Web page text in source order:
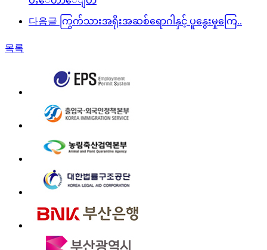
다음글 ကြွက်သားအရိုးအဆစ်ရောဂါနှင့် ပူနွေးမှုကြေ..
목록